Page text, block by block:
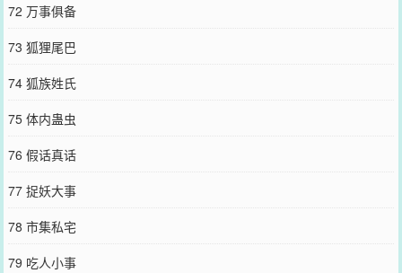
72 万事俱备
73 狐狸尾巴
74 狐族姓氏
75 体内蛊虫
76 假话真话
77 捉妖大事
78 市集私宅
79 吃人小事